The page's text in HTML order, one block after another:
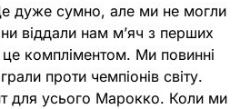
дуже сумно, але ми не могли
віддали нам м’яч з перших
компліментом. Ми повинні
проти чемпіонів світу.
для усього Марокко. Коли ми